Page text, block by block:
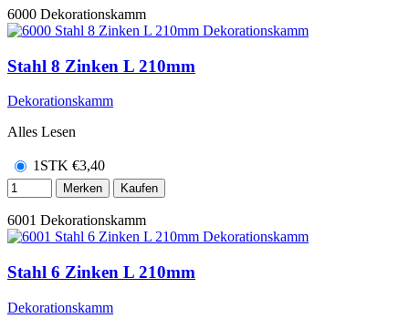
6000 Dekorationskamm
Stahl 8 Zinken L 210mm
Dekorationskamm
Alles Lesen
1STK €3,40
Merken Kaufen
6001 Dekorationskamm
Stahl 6 Zinken L 210mm
Dekorationskamm